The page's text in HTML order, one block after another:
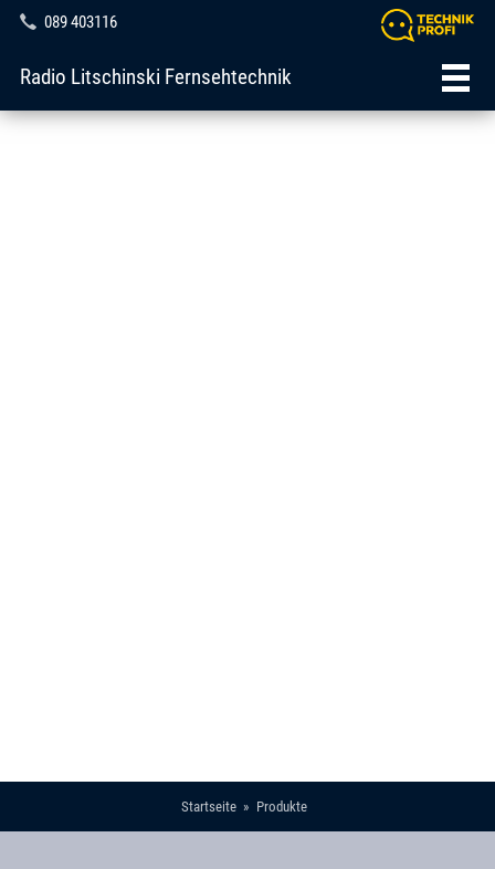
089 403116
Radio Litschinski Fernsehtechnik
Startseite Produkte